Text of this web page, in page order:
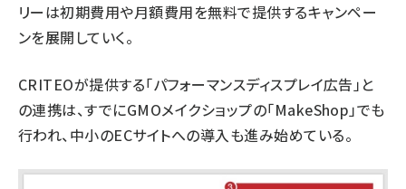
リーは初期費用や月額費用を無料で提供するキャンペー
ンを展開していく。
CRITEOが提供する「パフォーマンスディスプレイ広告」と
の連携は、すでにGMOメイクショップの「MakeShop」でも
行われ、中小のECサイトへの導入も進み始めている。